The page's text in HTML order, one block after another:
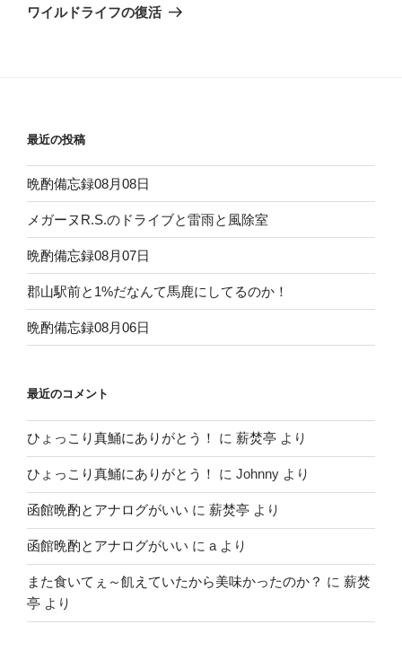
ゲ
の
ワイルドライフの復活
最近の投稿
晩酌備忘録08月08日
メガーヌR.S.のドライブと雷雨と風除室
晩酌備忘録08月07日
郡山駅前と1%だなんて馬鹿にしてるのか！
晩酌備忘録08月06日
最近のコメント
ひょっこり真鯒にありがとう！ に 薪焚亭 より
ひょっこり真鯒にありがとう！ に Johnny より
函館晩酌とアナログがいい に 薪焚亭 より
函館晩酌とアナログがいい に a より
また食いてぇ～飢えていたから美味かったのか？ に 薪焚
亭 より